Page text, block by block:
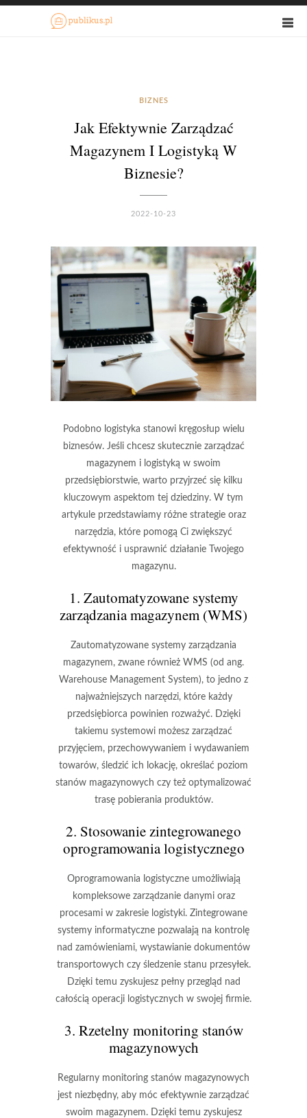
BIZNES
Jak Efektywnie Zarządzać
Magazynem I Logistyką W
Biznesie?
2022-10-23
Podobno logistyka stanowi kręgosłup wielu
biznesów. Jeśli chcesz skutecznie zarządzać
magazynem i logistyką w swoim
przedsiębiorstwie, warto przyjrzeć się kilku
kluczowym aspektom tej dziedziny. W tym
artykule przedstawiamy różne strategie oraz
narzędzia, które pomogą Ci zwiększyć
efektywność i usprawnić działanie Twojego
magazynu.
1. Zautomatyzowane systemy
zarządzania magazynem (WMS)
Zautomatyzowane systemy zarządzania
magazynem, zwane również WMS (od ang.
Warehouse Management System), to jedno z
najważniejszych narzędzi, które każdy
przedsiębiorca powinien rozważyć. Dzięki
takiemu systemowi możesz zarządzać
przyjęciem, przechowywaniem i wydawaniem
towarów, śledzić ich lokację, określać poziom
stanów magazynowych czy też optymalizować
trasę pobierania produktów.
2. Stosowanie zintegrowanego
oprogramowania logistycznego
Oprogramowania logistyczne umożliwiają
kompleksowe zarządzanie danymi oraz
procesami w zakresie logistyki. Zintegrowane
systemy informatyczne pozwalają na kontrolę
nad zamówieniami, wystawianie dokumentów
transportowych czy śledzenie stanu przesyłek.
Dzięki temu zyskujesz pełny przegląd nad
całością operacji logistycznych w swojej firmie.
3. Rzetelny monitoring stanów
magazynowych
Regularny monitoring stanów magazynowych
jest niezbędny, aby móc efektywnie zarządzać
swoim magazynem. Dzięki temu zyskujesz